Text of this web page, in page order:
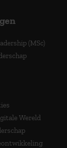
(MSc)
Wereld